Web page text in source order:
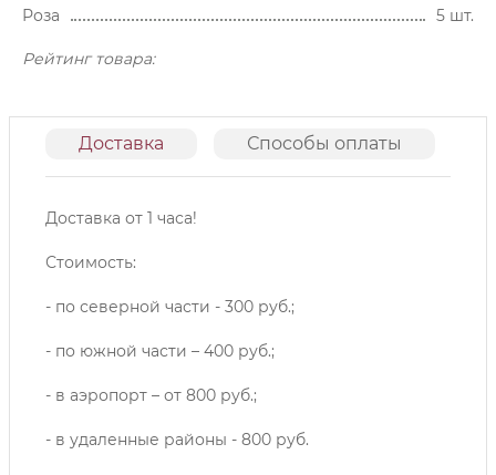
Роза
5 шт.
Рейтинг товара:
Доставка Способы оплаты
Доставка от 1 часа!
Стоимость:
- по северной части - 300 руб.;
- по южной части – 400 руб.;
- в аэропорт – от 800 руб.;
- в удаленные районы - 800 руб.